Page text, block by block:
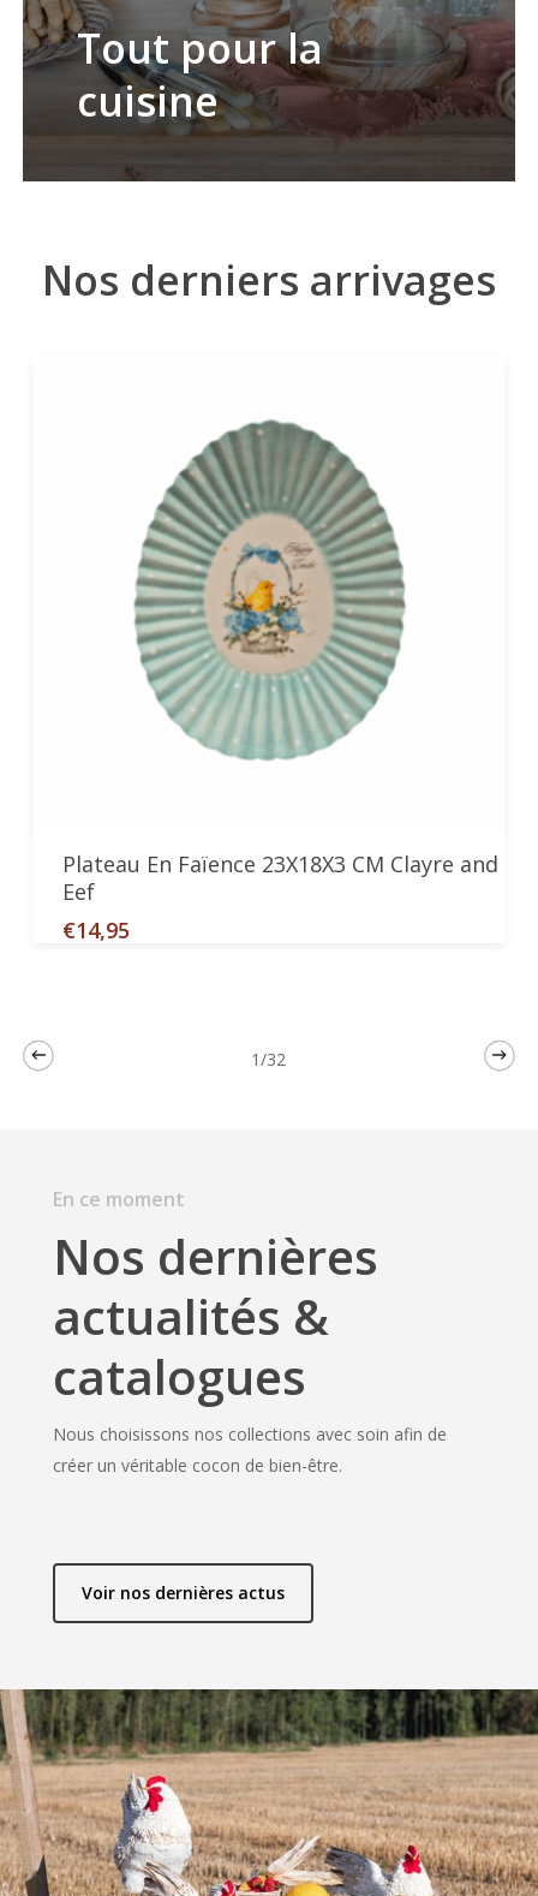
Tout pour la
cuisine
Nos derniers arrivages
Ajouter Au Panier
Plateau En Faïence 23X18X3 CM Clayre and
Eef
€14,95
1/32
En ce moment
Nos dernières
actualités &
catalogues
Nous choisissons nos collections avec soin afin de
créer un véritable cocon de bien-être.
Voir nos dernières actus